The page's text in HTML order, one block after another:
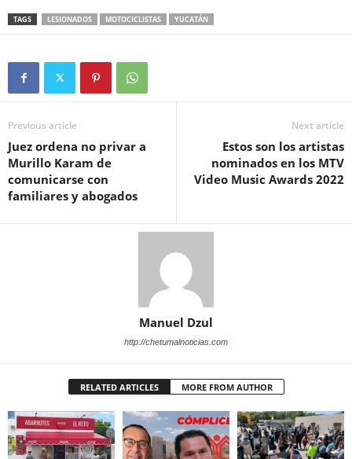
TAGS LESIONADOS MOTOCICLISTAS YUCATÁN
Previous article
Juez ordena no privar a
Murillo Karam de
comunicarse con
familiares y abogados
Next article
Estos son los artistas
nominados en los MTV
Video Music Awards 2022
Manuel Dzul
http://chetumalnoticias.com
RELATED ARTICLES MORE FROM AUTHOR